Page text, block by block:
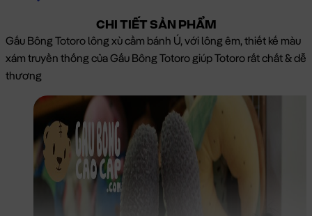
CHI TIẾT SẢN PHẨM
Gấu Bông Totoro lông xù cầm bánh Ú, với lông êm, thiết kế màu
xám truyền thống của Gấu Bông Totoro giúp Totoro rất chất & dễ
thương